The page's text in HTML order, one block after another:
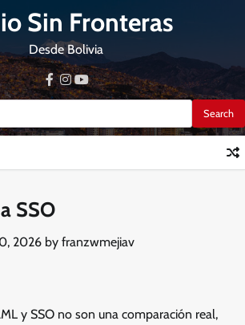
Sin Fronteras
Desde Bolivia
facebook
instagram
youtube
SSO
2026 by franzwmejiav
y SSO no son una comparación real,